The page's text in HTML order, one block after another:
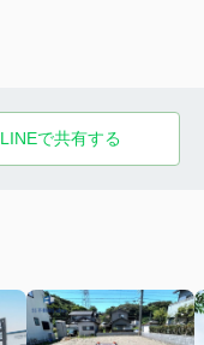
LINEで共有する